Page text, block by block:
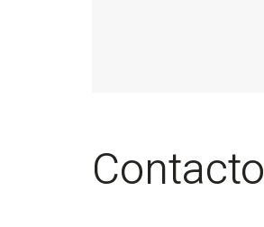
Contacto